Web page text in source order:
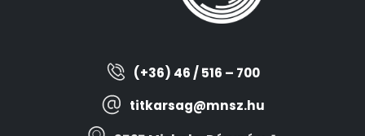
(+36) 46 / 516 – 700
titkarsag@mnsz.hu